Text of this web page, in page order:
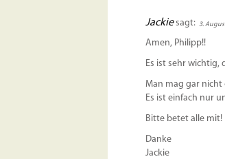
Jackie sagt: 3.
Amen, Philipp!!
Es ist sehr
Man mag gar nicht
Es ist einfach nur
Bitte betet alle mit!
Danke
Jackie